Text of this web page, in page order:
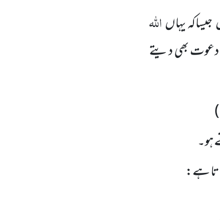
جیساکہ یہاںاللہ
دعوت بھی دیتے
)
ہو۔
ہے: